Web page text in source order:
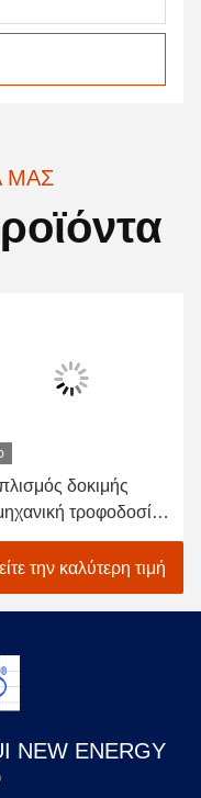
ΜΑΣ
δοκιμής
τροφοδοσία
Εξοπλισμός LED
Συστήματα δοκιμής
την καλύτερη τιμή
NEW ENERGY